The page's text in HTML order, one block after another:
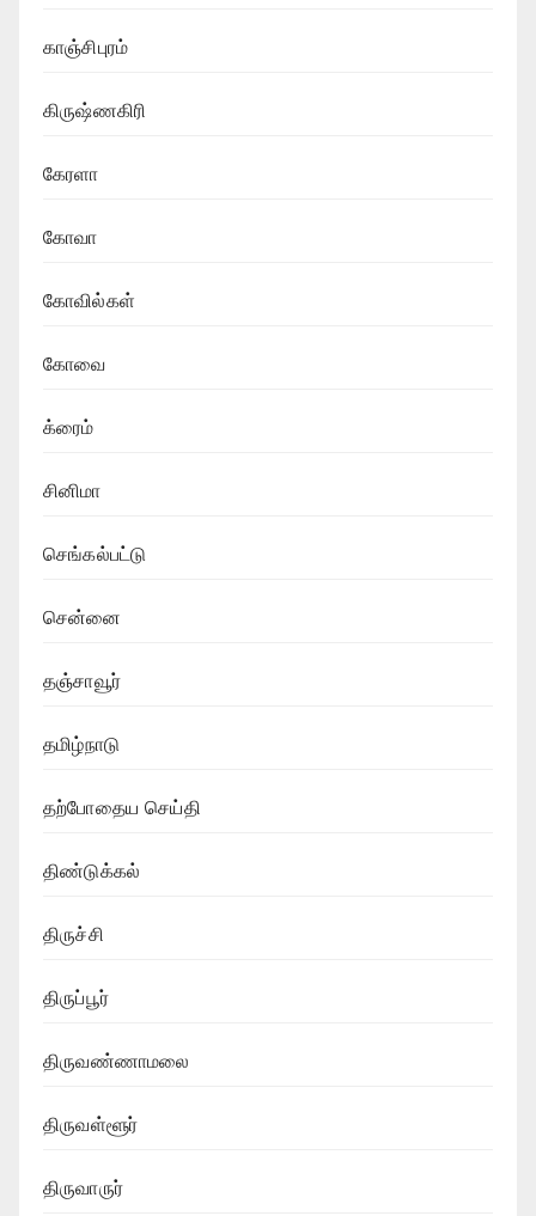
காஞ்சிபுரம்
கிருஷ்ணகிரி
கேரளா
கோவா
கோவில்கள்
கோவை
க்ரைம்
சினிமா
செங்கல்பட்டு
சென்னை
தஞ்சாவூர்
தமிழ்நாடு
தற்போதைய செய்தி
திண்டுக்கல்
திருச்சி
திருப்பூர்
திருவண்ணாமலை
திருவள்ளூர்
திருவாருர்